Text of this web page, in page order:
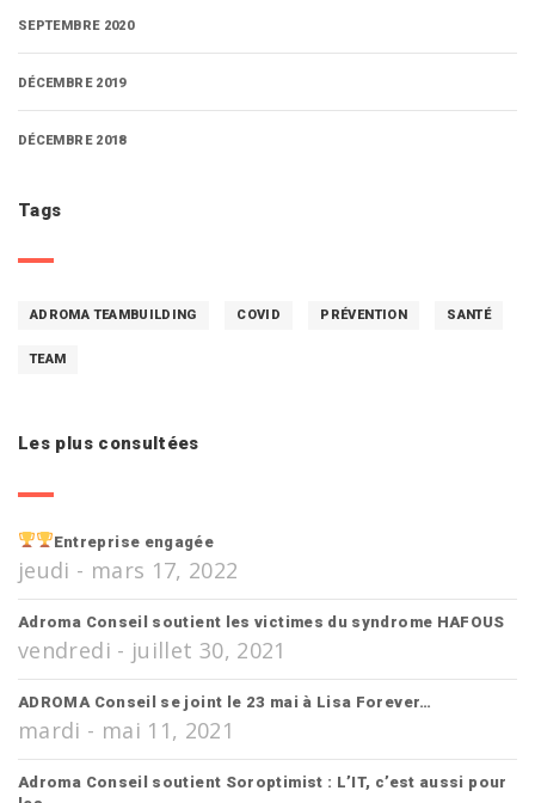
SEPTEMBRE 2020
DÉCEMBRE 2019
DÉCEMBRE 2018
Tags
ADROMA TEAMBUILDING COVID PRÉVENTION SANTÉ
TEAM
Les plus consultées
Entreprise engagée
jeudi - mars 17, 2022
Adroma Conseil soutient les victimes du syndrome HAFOUS
vendredi - juillet 30, 2021
ADROMA Conseil se joint le 23 mai à Lisa Forever…
mardi - mai 11, 2021
Adroma Conseil soutient Soroptimist : L’IT, c’est aussi pour